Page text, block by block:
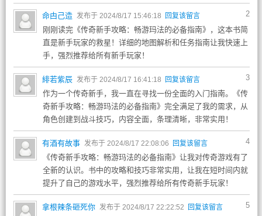
2
命甴己造 发布于 2024/8/17 15:46:18 回复该留言
刚刚读完《传奇新手攻略：畅游玛法的必备指南》，这本书简
直是新手玩家的救星！详细的地图解析和任务指南让我快速上
手，强烈推荐给所有新手玩家！
3
緋若紫辰 发布于 2024/8/17 16:41:18 回复该留言
作为一个传奇新手，我一直在寻找一份全面的入门指南。《传
奇新手攻略：畅游玛法的必备指南》完全满足了我的需求，从
角色创建到战斗技巧，内容全面，条理清晰，非常实用！
4
有酒有故事 发布于 2024/8/17 22:08:06 回复该留言
《传奇新手攻略：畅游玛法的必备指南》让我对传奇游戏有了
全新的认识。书中的攻略和技巧非常实用，让我在短时间内就
提升了自己的游戏水平，强烈推荐给所有传奇新手玩家！
5
拿根辣条砸死你 发布于 2024/8/17 22:22:52 回复该留言